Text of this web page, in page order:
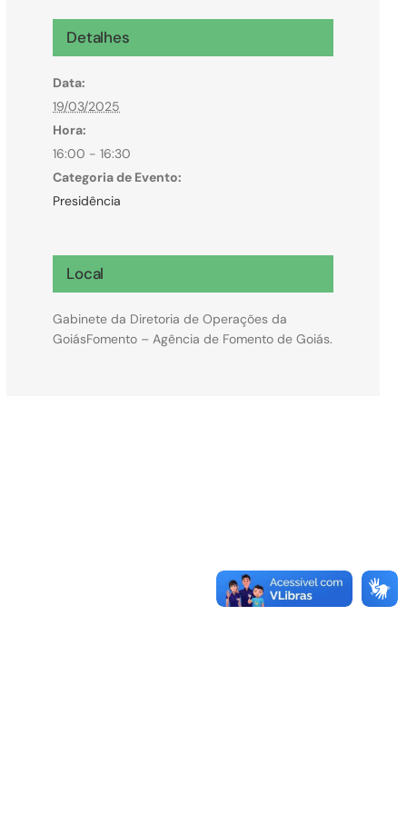
Microcrédito
Para MEI, microempresas e pessoas físicas
(feirantes e transportes)
Detalhes
Data:
19/03/2025
Hora:
16:00 - 16:30
Categoria de Evento:
Presidência
Local
Gabinete da Diretoria de Operações da
GoiásFomento – Agência de Fomento de Goiás.